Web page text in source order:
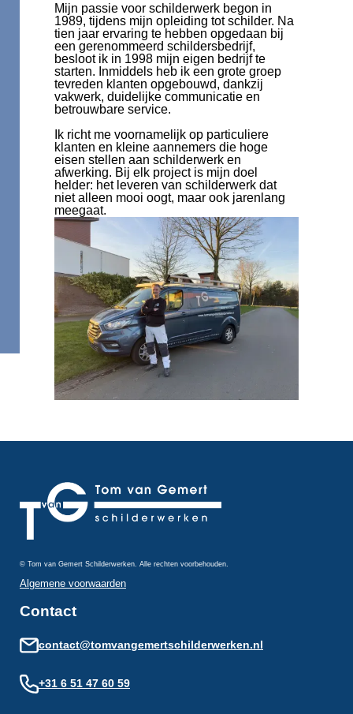
Mijn passie voor schilderwerk begon in
1989, tijdens mijn opleiding tot schilder. Na
tien jaar ervaring te hebben opgedaan bij
een gerenommeerd schildersbedrijf,
besloot ik in 1998 mijn eigen bedrijf te
starten. Inmiddels heb ik een grote groep
tevreden klanten opgebouwd, dankzij
vakwerk, duidelijke communicatie en
betrouwbare service.
Ik richt me voornamelijk op particuliere
klanten en kleine aannemers die hoge
eisen stellen aan schilderwerk en
afwerking. Bij elk project is mijn doel
helder: het leveren van schilderwerk dat
niet alleen mooi oogt, maar ook jarenlang
meegaat.
© Tom van Gemert Schilderwerken. Alle rechten voorbehouden.
Algemene voorwaarden
Contact
contact@tomvangemertschilderwerken.nl
+31 6 51 47 60 59